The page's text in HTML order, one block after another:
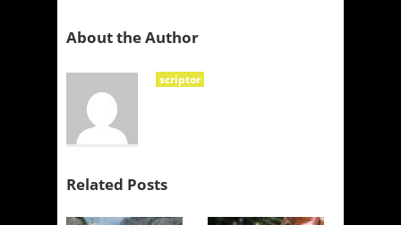
About the Author
scriptor
Related Posts